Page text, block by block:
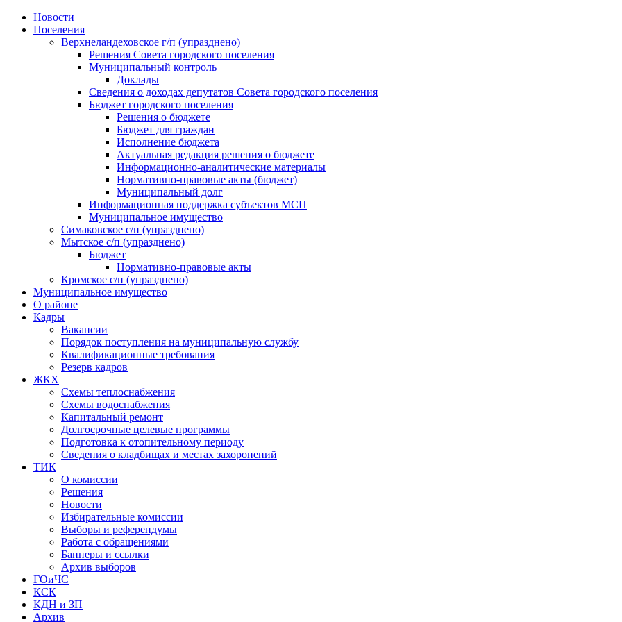
Skip
Новости
Поселения
Верхнеландеховское г/п (упразднено)
Решения Совета городского поселения
Муниципальный контроль
Доклады
Сведения о доходах депутатов Совета городского поселения
Бюджет городского поселения
Решения о бюджете
Бюджет для граждан
Исполнение бюджета
Актуальная редакция решения о бюджете
Информационно-аналитические материалы
Нормативно-правовые акты (бюджет)
Муниципальный долг
Информационная поддержка субъектов МСП
Муниципальное имущество
Симаковское с/п (упразднено)
Мытское с/п (упразднено)
Бюджет
Нормативно-правовые акты
Кромское с/п (упразднено)
Муниципальное имущество
О районе
Кадры
Вакансии
Порядок поступления на муниципальную службу
Квалификационные требования
Резерв кадров
ЖКХ
Схемы теплоснабжения
Схемы водоснабжения
Капитальный ремонт
Долгосрочные целевые программы
Подготовка к отопительному периоду
Сведения о кладбищах и местах захоронений
ТИК
О комиссии
Решения
Новости
Избирательные комиссии
Выборы и референдумы
Работа с обращениями
Баннеры и ссылки
Архив выборов
ГОиЧС
КСК
КДН и ЗП
Архив